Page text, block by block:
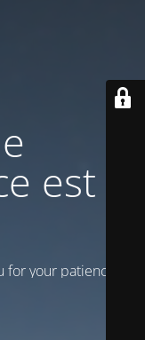
est
your patience!